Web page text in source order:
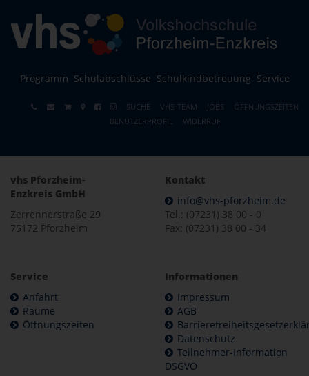
Programm Schulabschlüsse Schulkindbetreuung Service
SUCHE VHS-TEAM JOBS
ÖFFNUNGSZEITEN
BENUTZERPROFIL
WIDERRUF
vhs Pforzheim-
Enzkreis GmbH
Zerrennerstraße 29
75172 Pforzheim
Kontakt
info@vhs-pforzheim.de
Tel.: (07231) 38 00 - 0
Fax: (07231) 38 00 - 34
Service
Anfahrt
Räume
Öffnungszeiten
Informationen
Impressum
AGB
Datenschutz
Teilnehmer-Information
DSGVO